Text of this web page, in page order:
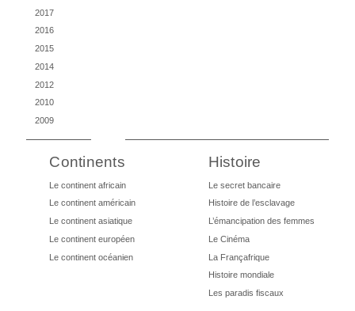
2017
2016
2015
2014
2012
2010
2009
Continents
Le continent africain
Le continent américain
Le continent asiatique
Le continent européen
Le continent océanien
Histoire
Le secret bancaire
Histoire de l’esclavage
L’émancipation des femmes
Le Cinéma
La Françafrique
Histoire mondiale
Les paradis fiscaux